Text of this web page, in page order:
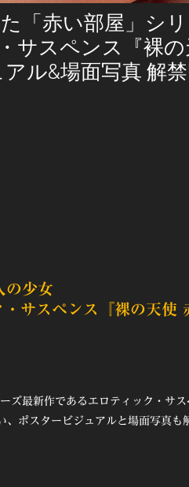
「赤い部屋」シ
サスペンス『裸
ル&場面写真 解禁
の少女
サスペンス『裸の天使
ズ最新作であるエロティック・サス
ポスタービジュアルと場面写真も